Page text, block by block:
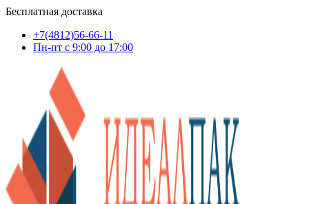
Бесплатная доставка
+7(4812)56-66-11
Пн-пт c 9:00 до 17:00